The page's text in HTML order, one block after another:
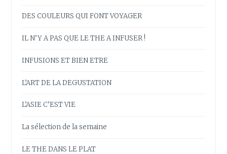
DES COULEURS QUI FONT VOYAGER
IL N’Y A PAS QUE LE THE A INFUSER !
INFUSIONS ET BIEN ETRE
L’ART DE LA DEGUSTATION
L’ASIE C’EST VIE
La sélection de la semaine
LE THE DANS LE PLAT